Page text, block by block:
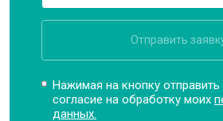
Отправить
Нажимая на кнопку
согласие на обработку моих
данных.